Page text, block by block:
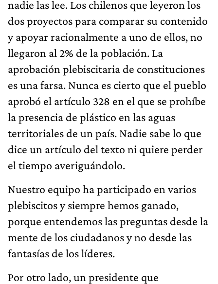
nadie las lee. Los chilenos que leyeron los
dos proyectos para comparar su contenido
y apoyar racionalmente a uno de ellos, no
llegaron al 2% de la población. La
aprobación plebiscitaria de constituciones
es una farsa. Nunca es cierto que el pueblo
aprobó el artículo 328 en el que se prohíbe
la presencia de plástico en las aguas
territoriales de un país. Nadie sabe lo que
dice un artículo del texto ni quiere perder
el tiempo averiguándolo.
Nuestro equipo ha participado en varios
plebiscitos y siempre hemos ganado,
porque entendemos las preguntas desde la
mente de los ciudadanos y no desde las
fantasías de los líderes.
Por otro lado, un presidente que